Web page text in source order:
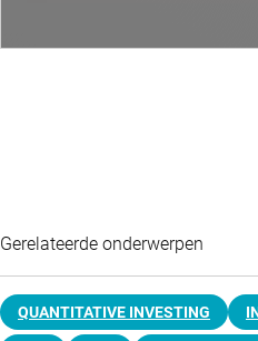
Gerelateerde onderwerpen
QUANTITATIVE INVESTING